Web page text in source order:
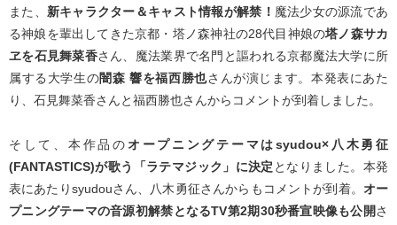
また、 新キャラクター＆キャスト情報が解禁！ 魔法少女の源流であ
る神娘を輩出してきた京都・塔ノ森神社の28代目神娘の塔ノ森サカ
ヱを石見舞菜香さん、魔法業界で名門と謳われる京都魔法大学に所
属する大学生の闇森 響を福西勝也さんが演じます。本発表にあた
り、石見舞菜香さんと福西勝也さんからコメントが到着しました。
そして、本作品のオープニングテーマはsyudou×八木勇征
(FANTASTICS)が歌う「ラテマジック」に決定 となりました。本発
表にあたりsyudouさん、八木勇征さんからもコメントが到着。 オー
プニングテーマの音源初解禁となるTV第2期30秒番宣映像も公開さ